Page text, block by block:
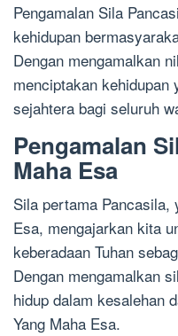
Pengamalan Sila
kehidupan
Dengan mengamalkan
menciptakan kehidupan
sejahtera bagi seluruh
Pengamalan
Maha Esa
Sila pertama Pancasila,
Esa, mengajarkan kita
keberadaan Tuhan
Dengan mengamalkan
hidup dalam kesalehan
Yang Maha Esa.